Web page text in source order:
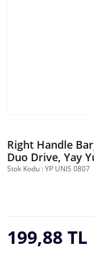
Right Handle
Duo Drive, Yay
Stok Kodu : YP UNIS 0807
199,88 TL